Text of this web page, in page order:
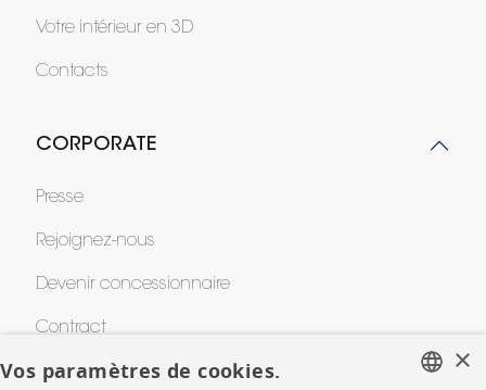
Votre intérieur en 3D
Contacts
CORPORATE
Presse
Rejoignez-nous
Devenir concessionnaire
Contract
×
Vos paramètres de cookies.